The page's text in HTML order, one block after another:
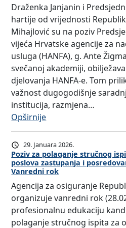
o
k
u
p
o
s
l
o
v
a
z
a
s
p
a
n
j
a
i
p
a
i
p
o
s
r
e
d
o
v
a
n
j
a
u
o
s
i
d
i
n
i
o
b
i
l
j
e
ž
a
v
a
2
0
g
o
r
a
n
j
e
R
e
p
u
k
e
S
r
p
s
k
a
t
i
m
a
s
t
r
u
č
n
i
h
i
s
p
i
t
t
e
j
k
n
d
d
a
t
i
m
a
k
Draženka Janjanin i
hartije od vrijednosti
Mihajlović su na poziv
vijeća Hrvatske agencije za
usluga (HANFA), g. Ante
svečanoj akademiji,
djelovanja HANFA-e. Tom
važnost dugogodišnje
institucija, razmjena…
Opširnije:
D
i
r
e
k
t
o
r
29. Januara 2026.
Poziv za polaganje stručnog
poslova zastupanja i
Vanredni rok
Agencija za osiguranje
organizuje vanredni rok
profesionalnu edukaciju
polaganje stručnog ispita za